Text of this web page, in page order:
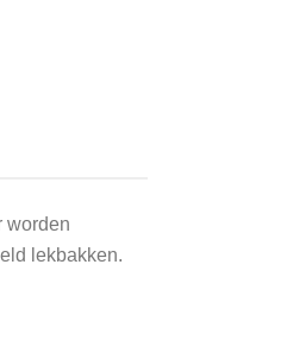
worden
lekbakken.